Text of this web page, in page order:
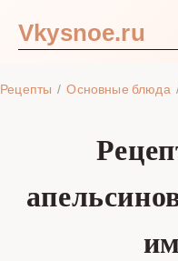
Vkysnoe.ru
Рецепты Основные блюда